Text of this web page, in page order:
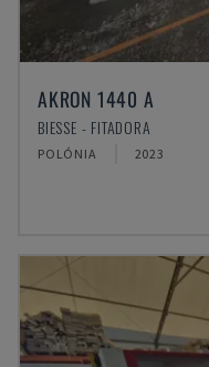
AKRON 1440 A
BIESSE - FITADORA
POLÓNIA 2023